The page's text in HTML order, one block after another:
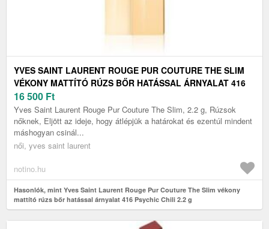
YVES SAINT LAURENT ROUGE PUR COUTURE THE SLIM
VÉKONY MATTÍTÓ RÚZS BŐR HATÁSSAL ÁRNYALAT 416
PSYCHIC CHILI 2.2 G
16 500 Ft
Yves Saint Laurent Rouge Pur Couture The Slim, 2.2 g, Rúzsok
nőknek, Eljött az ideje, hogy átlépjük a határokat és ezentúl mindent
máshogyan csinál...
női, yves saint laurent
notino.hu
Hasonlók, mint Yves Saint Laurent Rouge Pur Couture The Slim vékony
mattító rúzs bőr hatással árnyalat 416 Psychic Chili 2.2 g